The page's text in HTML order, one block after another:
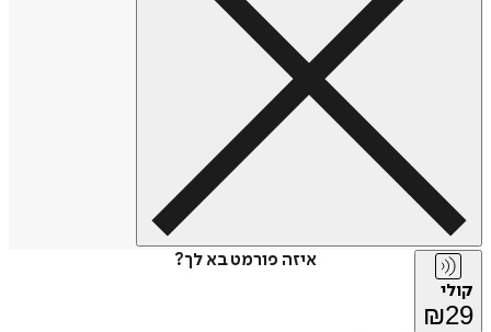
איזה פורמט בא לך?
קולי
₪29